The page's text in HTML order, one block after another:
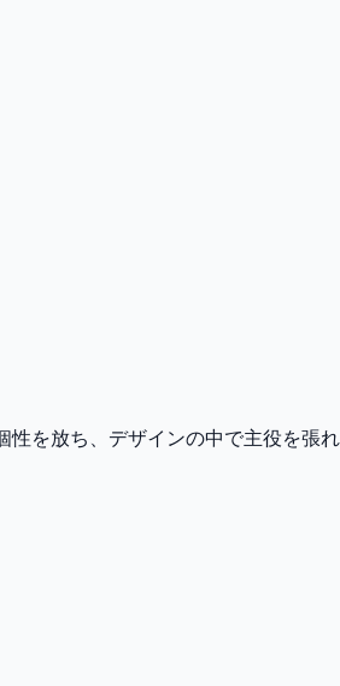
性を放ち、デザインの中で主役を張れ